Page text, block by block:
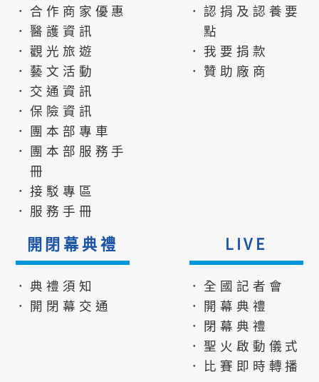
．合作商家優惠
．醫護資訊
．觀光旅遊
．藝文活動
．交通資訊
．保險資訊
．團本部專車
．團本部服務手
冊
．接駁專區
．服務手冊
．認捐及認養要
點
．我要捐款
．贊助廠商
開閉幕典禮
．典禮須知
．開閉幕交通
LIVE
．全國記者會
．開幕典禮
．閉幕典禮
．聖火啟動儀式
．比賽即時轉播